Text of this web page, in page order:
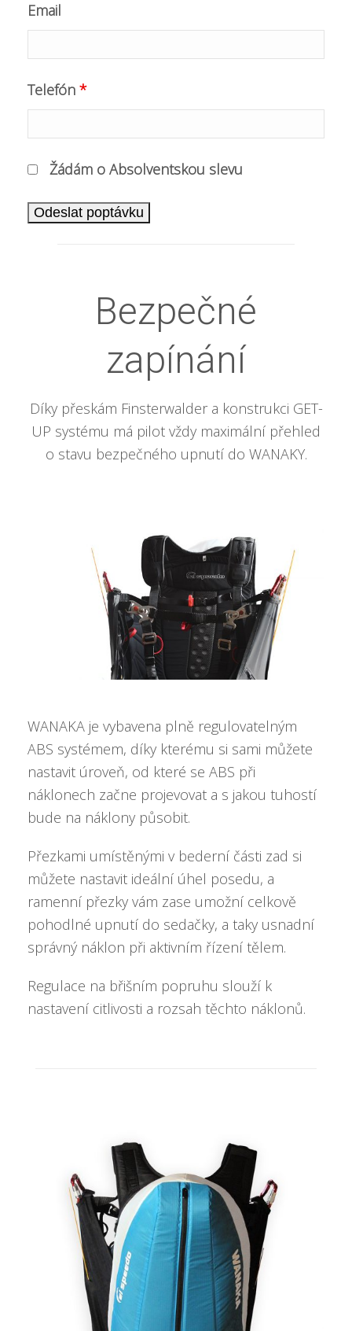
Email
Telefón *
Žádám o Absolventskou slevu
Bezpečné
zapínání
Díky přeskám Finsterwalder a konstrukci GET-
UP systému má pilot vždy maximální přehled
o stavu bezpečného upnutí do WANAKY.
WANAKA je vybavena plně regulovatelným
ABS systémem, díky kterému si sami můžete
nastavit úroveň, od které se ABS při
náklonech začne projevovat a s jakou tuhostí
bude na náklony působit.
Přezkami umístěnými v bederní části zad si
můžete nastavit ideální úhel posedu, a
ramenní přezky vám zase umožní celkově
pohodlné upnutí do sedačky, a taky usnadní
správný náklon při aktivním řízení tělem.
Regulace na břišním popruhu slouží k
nastavení citlivosti a rozsah těchto náklonů.